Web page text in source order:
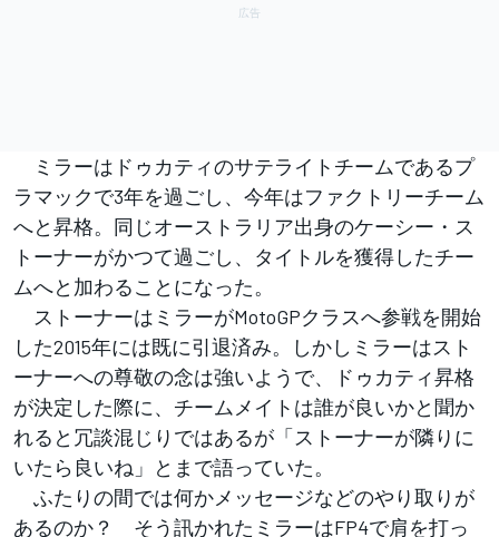
ミラーはドゥカティのサテライトチームであるプ
ラマックで3年を過ごし、今年はファクトリーチーム
へと昇格。同じオーストラリア出身のケーシー・ス
トーナーがかつて過ごし、タイトルを獲得したチー
ムへと加わることになった。
ストーナーはミラーがMotoGPクラスへ参戦を開始
した2015年には既に引退済み。しかしミラーはスト
ーナーへの尊敬の念は強いようで、ドゥカティ昇格
が決定した際に、チームメイトは誰が良いかと聞か
れると冗談混じりではあるが「ストーナーが隣りに
いたら良いね」とまで語っていた。
ふたりの間では何かメッセージなどのやり取りが
あるのか？ そう訊かれたミラーはFP4で肩を打っ